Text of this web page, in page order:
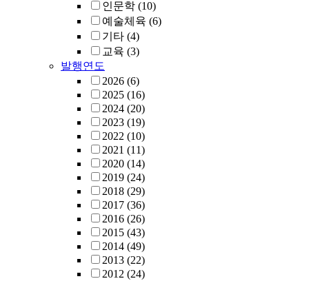
인문학 (10)
예술체육 (6)
기타 (4)
교육 (3)
발행연도
2026 (6)
2025 (16)
2024 (20)
2023 (19)
2022 (10)
2021 (11)
2020 (14)
2019 (24)
2018 (29)
2017 (36)
2016 (26)
2015 (43)
2014 (49)
2013 (22)
2012 (24)